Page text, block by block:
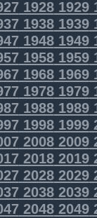
19281929
19381939
19481949
19581959
19681969
19781979
19881989
19981999
20082009
20182019
20282029
20382039
20482049